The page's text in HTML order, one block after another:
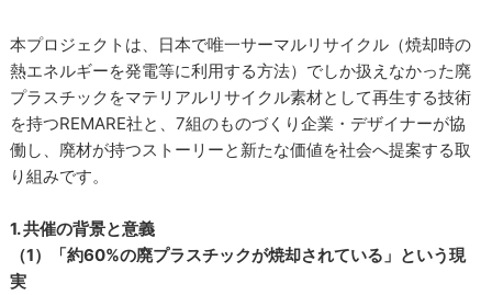
本プロジェクトは、日本で唯一サーマルリサイクル（焼却時の
熱エネルギーを発電等に利用する方法）でしか扱えなかった廃
プラスチックをマテリアルリサイクル素材として再生する技術
を持つREMARE社と、7組のものづくり企業・デザイナーが協
働し、廃材が持つストーリーと新たな価値を社会へ提案する取
り組みです。
1. 共催の背景と意義
（1）「約60%の廃プラスチックが焼却されている」という現
実